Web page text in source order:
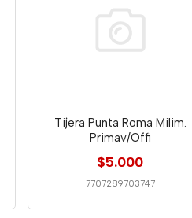
Tijera Punta Roma Milim.
Primav/Offi
$5.000
7707289703747